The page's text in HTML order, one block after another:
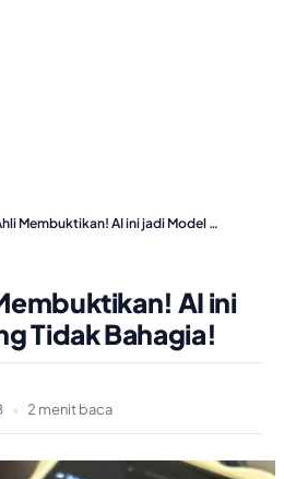
Psikologi Ahli Membuktikan! AI ini jadi Model Paling…
AI ini
Tidak Bahagia!
• 2 menit baca